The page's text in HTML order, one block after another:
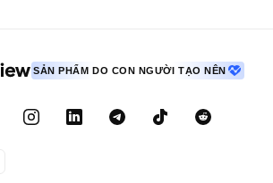
SẢN PHẨM DO CON NGƯỜI TẠO NÊN